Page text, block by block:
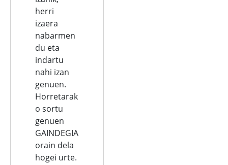
herri
izaera
nabarmen
du eta
indartu
nahi izan
genuen.
Horretarak
o sortu
genuen
GAINDEGIA
orain dela
hogei urte.